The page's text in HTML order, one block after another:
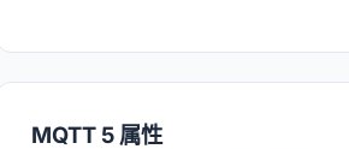
MQTT 5 属性